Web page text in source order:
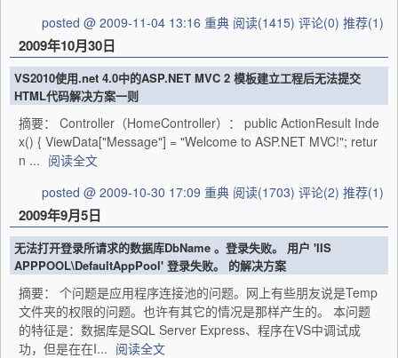
posted @ 2009-11-04 13:16 重典 阅读(1415) 评论(0) 推荐(1)
2009年10月30日
VS2010使用.net 4.0中的ASP.NET MVC 2 模板建立工程后无法提交
HTML代码解决方案一则
摘要： Controller（HomeController）： public ActionResult Inde
x() { ViewData["Message"] = "Welcome to ASP.NET MVC!"; retur
n ... 阅读全文
posted @ 2009-10-30 17:09 重典 阅读(1703) 评论(2) 推荐(1)
2009年9月5日
无法打开登录所请求的数据库DbName 。登录失败。 用户 'IIS
APPPOOL\DefaultAppPool' 登录失败。 的解决方案
摘要： 个问题是应用程序连接池的问题。网上有些朋友说是Temp
文件夹的权限的问题。也许有其它的情况是那样产生的。 本问题
的特征是：数据库是SQL Server Express、程序在VS中调试成
功，但是在在I... 阅读全文